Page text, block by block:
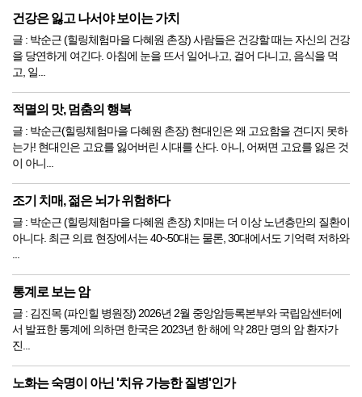
건강은 잃고 나서야 보이는 가치
글 : 박순근 (힐링체험마을 다혜원 촌장) 사람들은 건강할 때는 자신의 건강
을 당연하게 여긴다. 아침에 눈을 뜨서 일어나고, 걸어 다니고, 음식을 먹
고, 일...
적멸의 맛, 멈춤의 행복
글 : 박순근(힐링체험마을 다혜원 촌장) 현대인은 왜 고요함을 견디지 못하
는가! 현대인은 고요를 잃어버린 시대를 산다. 아니, 어쩌면 고요를 잃은 것
이 아니...
조기 치매, 젊은 뇌가 위험하다
글 : 박순근 (힐링체험마을 다혜원 촌장) 치매는 더 이상 노년층만의 질환이
아니다. 최근 의료 현장에서는 40~50대는 물론, 30대에서도 기억력 저하와
통계로 보는 암
글 : 김진목 (파인힐 병원장) 2026년 2월 중앙암등록본부와 국립암센터에
서 발표한 통계에 의하면 한국은 2023년 한 해에 약 28만 명의 암 환자가
진...
노화는 숙명이 아닌 '치유 가능한 질병'인가